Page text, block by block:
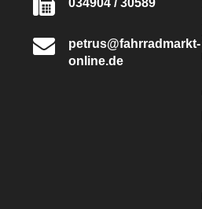
034904 / 30589
petrus@fahrradmarkt-
online.de